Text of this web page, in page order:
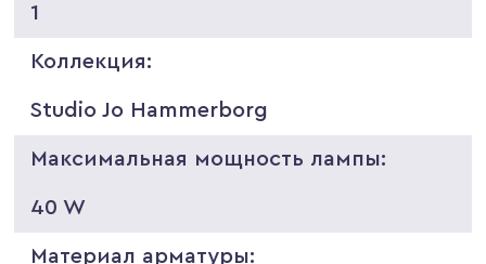
1
Коллекция:
Studio Jo Hammerborg
Максимальная мощность лампы:
40 W
Материал арматуры: